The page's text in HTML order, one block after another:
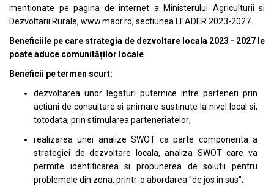
mentionate pe pagina de internet a Ministerului Agriculturii si
Dezvoltarii Rurale, www.madr.ro, sectiunea LEADER 2023-2027.
Beneficiile pe care strategia de dezvoltare locala 2023 - 2027 le
poate aduce comunităților locale
Beneficii pe termen scurt:
dezvoltarea unor legaturi puternice intre parteneri prin
actiuni de consultare si animare sustinute la nivel local si,
totodata, prin stimularea parteneriatelor;
realizarea unei analize SWOT ca parte componenta a
strategiei de dezvoltare locala, analiza SWOT care va
permite identificarea si propunerea de solutii pentru
problemele din zona, printr-o abordarea "de jos in sus";